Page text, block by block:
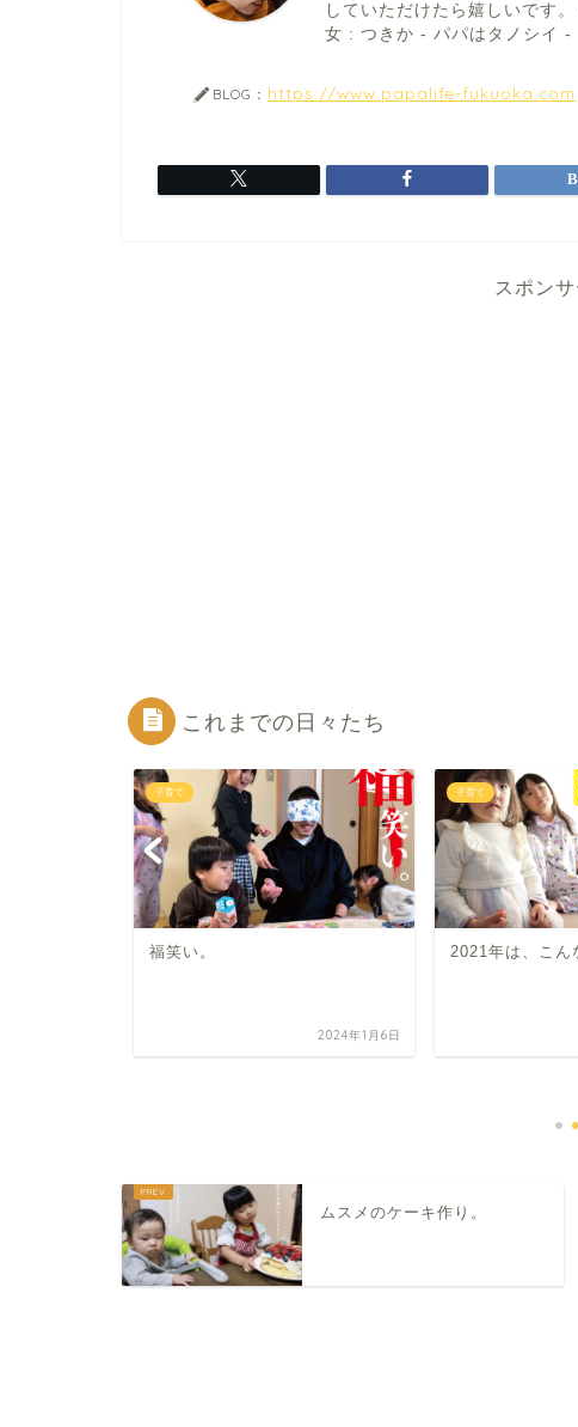
していただけたら嬉しいです
女 : つきか - パパはタノシイ -
BLOG： https://www.papalife-fukuoka.com
スポン
これまでの日々たち
子育て
福笑い。
2024年1月6日
子育て
2021年は、こん
ムスメのケーキ作り。